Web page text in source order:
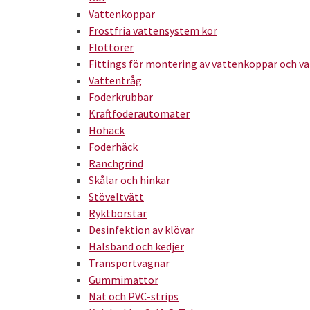
Vattenkoppar
Frostfria vattensystem kor
Flottörer
Fittings för montering av vattenkoppar och
Vattentråg
Foderkrubbar
Kraftfoderautomater
Höhäck
Foderhäck
Ranchgrind
Skålar och hinkar
Stöveltvätt
Ryktborstar
Desinfektion av klövar
Halsband och kedjer
Transportvagnar
Gummimattor
Nät och PVC-strips